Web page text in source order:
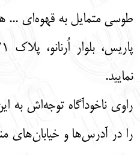
طوسی متمایل به قهوه‌ای ...
نمایید.
راوی ناخودآگاه توجه‌اش
را در آدرس‌ها و خیابان‌های